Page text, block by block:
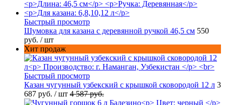
Быстрый просмотр
Шумовка для казана с деревянной ручкой 46,5 см 550
руб. / шт
Хит продаж
Быстрый просмотр
Казан чугунный узбекский с крышкой сковородой 12 л 3
687 руб. / шт 4 587 руб.